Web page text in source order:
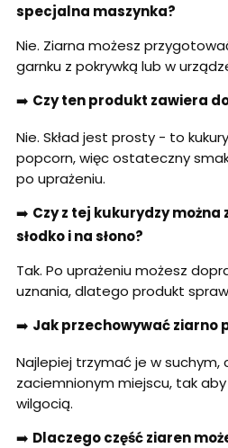
specjalna maszynka?
Nie. Ziarna możesz
garnku z pokrywką lub w
➡️ Czy ten produkt zawiera
Nie. Skład jest prosty - to
popcorn, więc ostateczny
po uprażeniu.
➡️ Czy z tej kukurydzy
słodko i na słono?
Tak. Po uprażeniu możesz
uznania, dlatego produkt
➡️ Jak przechowywać ziarno
Najlepiej trzymać je w suchym,
zaciemnionym miejscu, tak
wilgocią.
➡️ Dlaczego część ziaren